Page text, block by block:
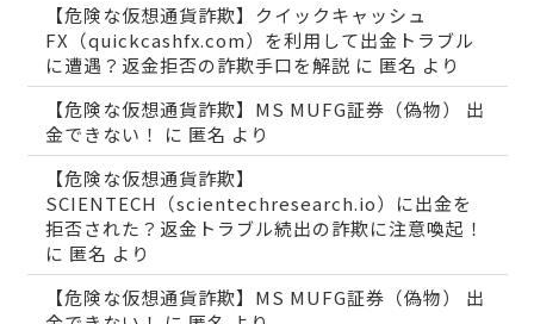
【危険な仮想通貨詐欺】クイックキャッシュ
FX（quickcashfx.com）を利用して出金トラブル
に遭遇？返金拒否の詐欺手口を解説 に 匿名 より
【危険な仮想通貨詐欺】MS MUFG証券（偽物） 出
金できない！
に 匿名 より
【危険な仮想通貨詐欺】
SCIENTECH（scientechresearch.io）に出金を
拒否された？返金トラブル続出の詐欺に注意喚起！
に 匿名 より
【危険な仮想通貨詐欺】MS MUFG証券（偽物） 出